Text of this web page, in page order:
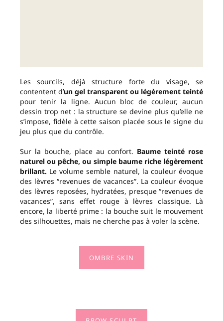
Les sourcils, déjà structure forte du visage, se
contentent d’un gel transparent ou légèrement teinté
pour tenir la ligne. Aucun bloc de couleur, aucun
dessin trop net : la structure se devine plus qu’elle ne
s’impose, fidèle à cette saison placée sous le signe du
jeu plus que du contrôle.
Sur la bouche, place au confort. Baume teinté rose
naturel ou pêche, ou simple baume riche légèrement
brillant. Le volume semble naturel, la couleur évoque
des lèvres “revenues de vacances”. La couleur évoque
des lèvres reposées, hydratées, presque “revenues de
vacances”, sans effet rouge à lèvres classique. Là
encore, la liberté prime : la bouche suit le mouvement
des silhouettes, mais ne cherche pas à voler la scène.
OMBRE SKIN